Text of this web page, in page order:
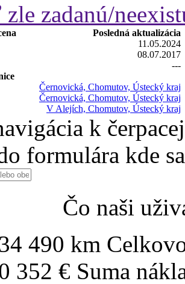
zadanú/
Posledná aktualizácia
11.05.2024
08.07.2017
---
Černovická, Chomutov, Ústecký kraj
Černovická, Chomutov, Ústecký kraj
V Alejích, Chomutov, Ústecký kraj
k
formulára kde
Čo naši
490 km
352 € Suma